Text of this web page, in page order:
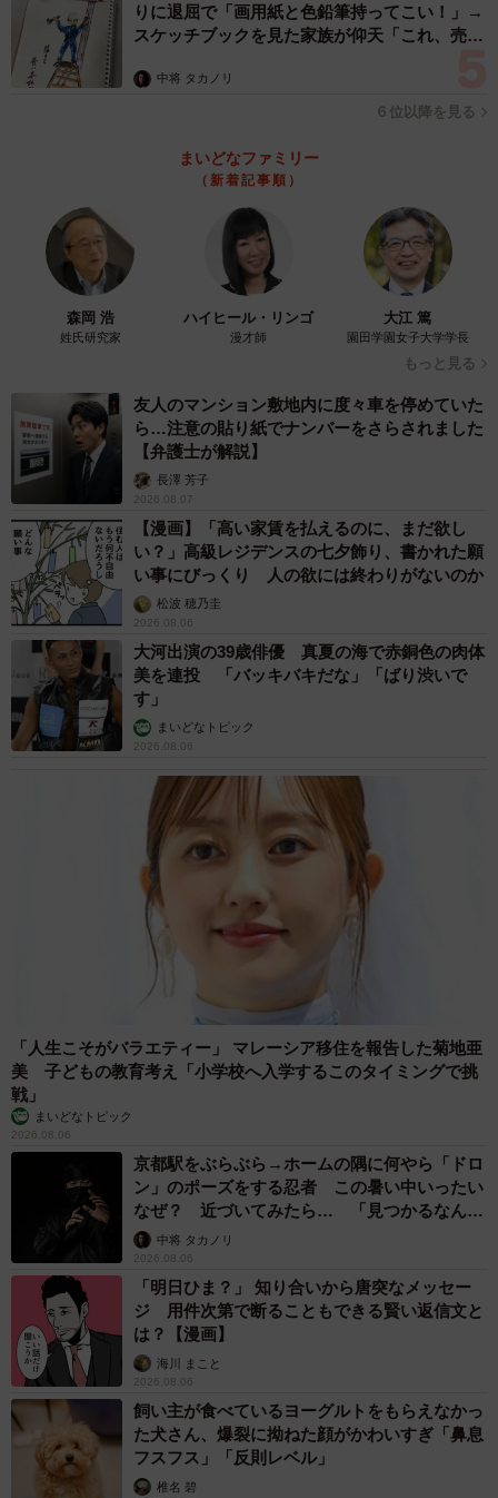
されることや犯罪に巻きまれるなどのトラブルを未然に防
ぐために行われます。
ど、口座からの入出金が全て停止します。
金融機関の担当者は、日々新聞のお悔やみ欄などをチェッ
クしており、取引先の代表者などが亡くなった際には、被
相続人からの連絡を待たずに口座を凍結する場合がありま
すが、それ以外の場合は、被相続人からの連絡により口座
を凍結します。
口座の凍結が行われると、クレジットカードや公共料金な
どの引き落とし、振込なども全て止まるので、引き落とし
ができなかったというケースがあるため、口座の入出金の
履歴を確認する必要があります。
必要書類は？
金融機関での手続きには以下の書類が必要です。なお、遺
言書がある場合とない場合で、必要書類が変わるため、状
況に応じて必要書類を確認してください。
◇ ◇
・相続手続の依頼書（金融機関所定のもの）
・通帳（証書）・キャッシュカード
・亡くなった方の戸籍謄本（出生から死亡まで）
・相続人全員の印鑑証明書
・手続きを行う人の証明書（運転免許証、マイナンバーカ
ード等）
りに退屈で「画用紙と色鉛筆持ってこい！」→
スケッチブックを見た家族が仰天「これ、売れ
中将 タカノリ
６位以降を見る
まいどなファミリー
（新着記事順）
森岡 浩
姓氏研究家
ハイヒール・リンゴ
漫才師
大江 篤
園田学園女子大学学長
もっと見る
友人のマンション敷地内に度々車を停めていた
ら…注意の貼り紙でナンバーをさらされました
【弁護士が解説】
長澤 芳子
2026.08.07
【漫画】「高い家賃を払えるのに、まだ欲し
い？」高級レジデンスの七夕飾り、書かれた願
い事にびっくり 人の欲には終わりがないのか
松波 穂乃圭
2026.08.06
大河出演の39歳俳優 真夏の海で赤銅色の肉体
美を連投 「バッキバキだな」「ばり渋いで
す」
まいどなトピック
2026.08.06
「人生こそがバラエティー」 マレーシア移住を報告した菊地亜
美 子どもの教育考え「小学校へ入学するこのタイミングで挑
戦」
まいどなトピック
2026.08.06
京都駅をぶらぶら→ホームの隅に何やら「ドロ
ン」のポーズをする忍者 この暑い中いったい
なぜ？ 近づいてみたら… 「見つかるなんて
未熟」中将 タカノリ
2026.08.06
「明日ひま？」 知り合いから唐突なメッセー
ジ 用件次第で断ることもできる賢い返信文と
は？【漫画】
海川 まこと
2026.08.06
飼い主が食べているヨーグルトをもらえなかっ
た犬さん、爆裂に拗ねた顔がかわいすぎ「鼻息
フスフス」「反則レベル」
椎名 碧